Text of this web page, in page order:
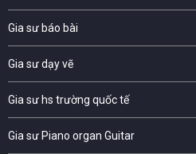
Gia sư báo bài
Gia sư dạy vẽ
Gia sư hs trường quốc tế
Gia sư Piano organ Guitar